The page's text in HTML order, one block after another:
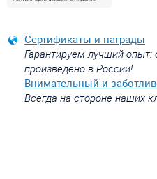
Сертификаты и награды
Гарантируем лучший
произведено в России!
Внимательный и
Всегда на стороне наших